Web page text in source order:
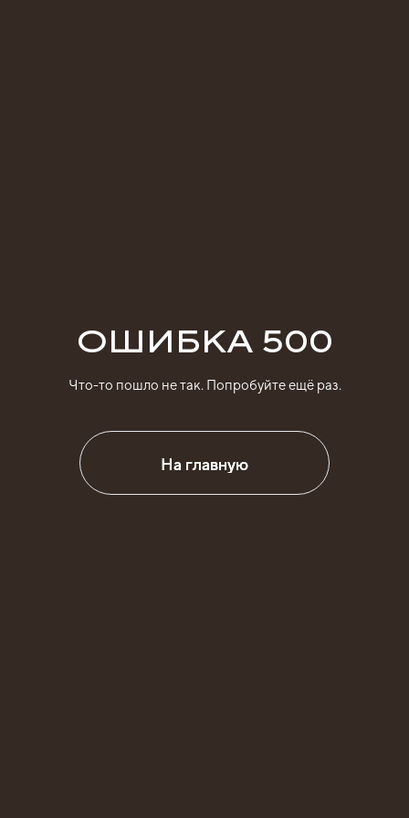
ОШИБКА 500
Что-то пошло не так. Попробуйте ещё раз.
На главную
На главную